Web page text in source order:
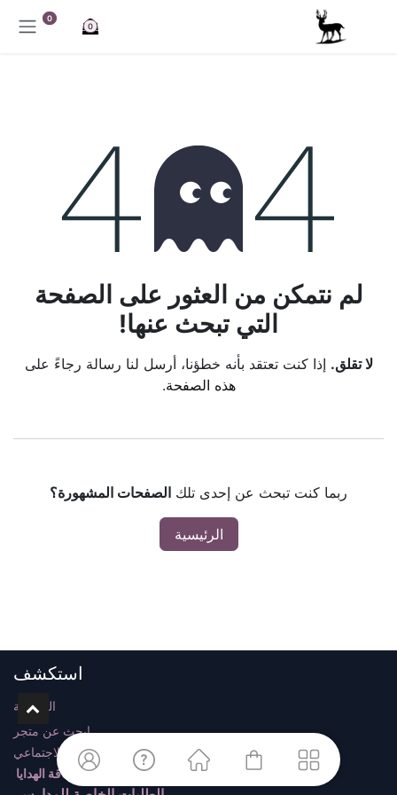
تخطي للذهاب إلى المحتوى
0
0
خطأ 404
لم نتمكن من العثور على الصفحة
التي تبحث عنها!
لا تقلق. إذا كنت تعتقد بأنه خطؤنا، أرسل لنا رسالة رجاءً على
هذه الصفحة.
ربما كنت تبحث عن إحدى تلك الصفحات المشهورة؟
الرئيسية
استكشف
الرئيسية
ابحث عن متجر
وسائل التواصل الاجتماعي
بطاقة الهدايا